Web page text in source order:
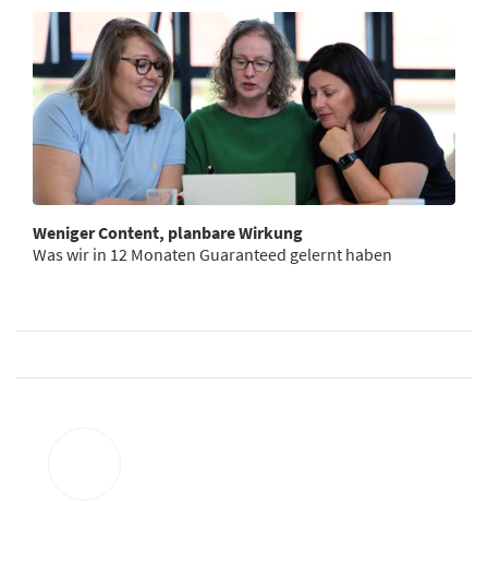
Weniger Content, planbare Wirkung
Was wir in 12 Monaten Guaranteed gelernt haben